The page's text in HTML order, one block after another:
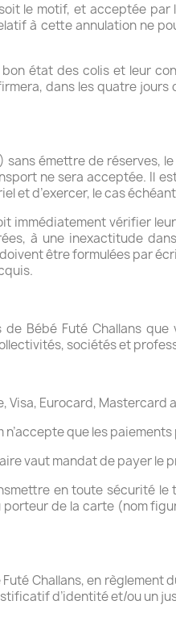
le motif, et acceptée
à cette annulation ne
état des colis et leur
dans les quatre
sans émettre de réserves,
ne sera acceptée. Il
et d’exercer, le cas
immédiatement vérifier
à une inexactitude
être formulées par
Bébé Futé Challans
sociétés et
Visa, Eurocard, Mastercard
que les
vaut mandat de payer le
en toute sécurité
de la carte (nom
Futé Challans, en
d’identité et/ou un